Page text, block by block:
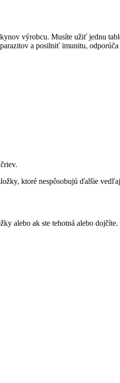
výrobcu. Musíte užiť jednu
a posilniť imunitu, odporúča
ktoré nespôsobujú ďalšie
alebo ak ste tehotná alebo